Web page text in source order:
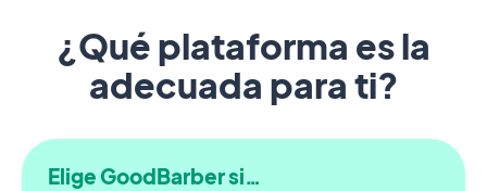
¿Qué plataforma es la
adecuada para ti?
Elige GoodBarber si…